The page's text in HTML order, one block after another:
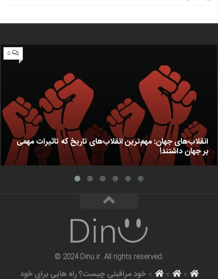
۵
انقلاب‌های جهان: مهم‌ترین انقلاب‌های تاریخ که تاثیرات مهمی
بر جهان داشتند!
© 2024 Dinu.ir. All rights reserved.
»
»
»خود مراقبتی چیست؟ راه هایی برای خود